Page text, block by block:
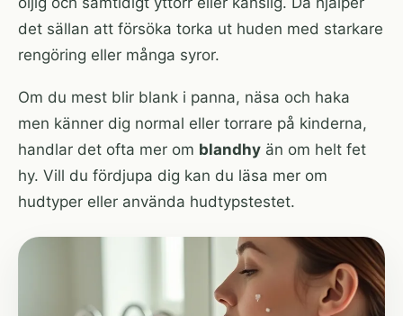
det sällan att försöka torka ut huden med starkare
rengöring eller många syror.
Om du mest blir blank i panna, näsa och haka
men känner dig normal eller torrare på kinderna,
handlar det ofta mer om blandhy än om helt fet
hy. Vill du fördjupa dig kan du läsa mer om
hudtyper eller använda hudtypstestet.